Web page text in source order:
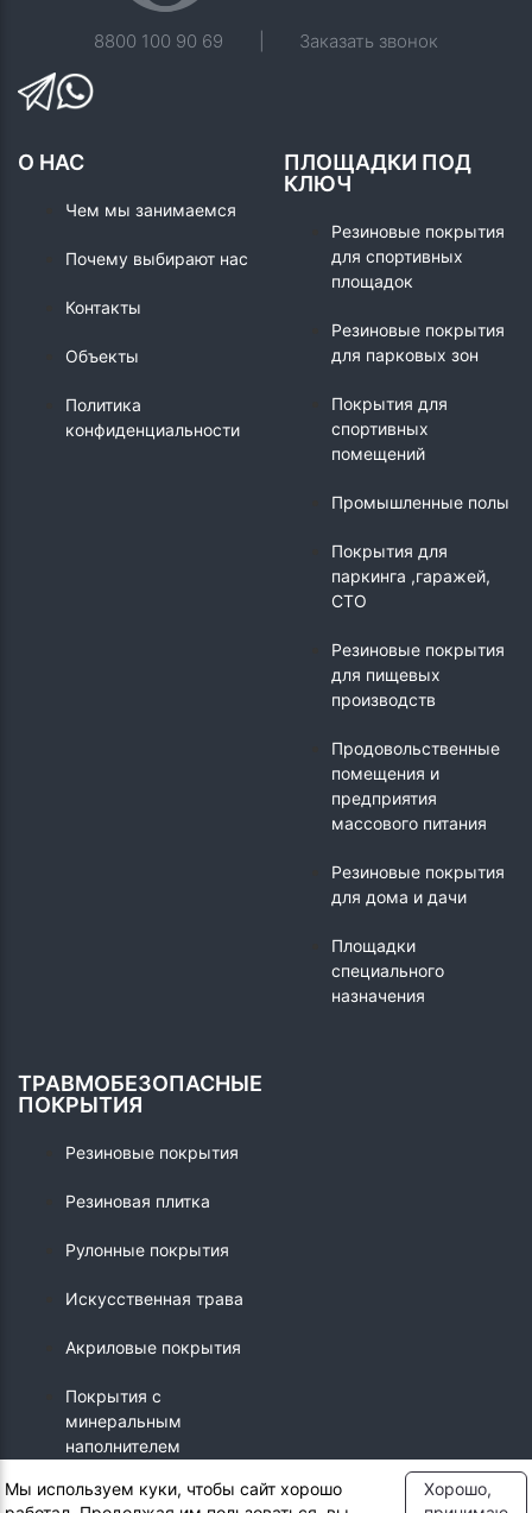
8800 100 90 69 Заказать звонок
О НАС
Чем мы занимаемся
Почему выбирают нас
Контакты
Объекты
Политика
конфиденциальности
ПЛОЩАДКИ ПОД
КЛЮЧ
Резиновые покрытия
для спортивных
площадок
Резиновые покрытия
для парковых зон
Покрытия для
спортивных
помещений
Промышленные полы
Покрытия для
паркинга ,гаражей,
СТО
Резиновые покрытия
для пищевых
производств
Продовольственные
помещения и
предприятия
массового питания
Резиновые покрытия
для дома и дачи
Площадки
специального
назначения
ТРАВМОБЕЗОПАСНЫЕ
ПОКРЫТИЯ
Резиновые покрытия
Резиновая плитка
Рулонные покрытия
Искусственная трава
Акриловые покрытия
Покрытия с
минеральным
наполнителем
Мы используем куки, чтобы сайт хорошо
Хорошо,